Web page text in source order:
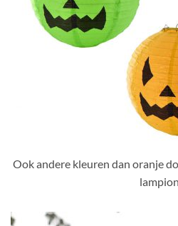
Ook andere kleuren dan oranje
lampion